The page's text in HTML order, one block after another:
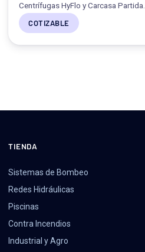
Centrífugas HyFlo y Carcasa Partida.
COTIZABLE
TIENDA
Sistemas de Bombeo
Redes Hidráulicas
Piscinas
Contra Incendios
Industrial y Agro